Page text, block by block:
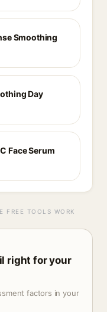
Smoothing
Day
Face Serum
FREE TOOLS WORK
right for your
factors in your